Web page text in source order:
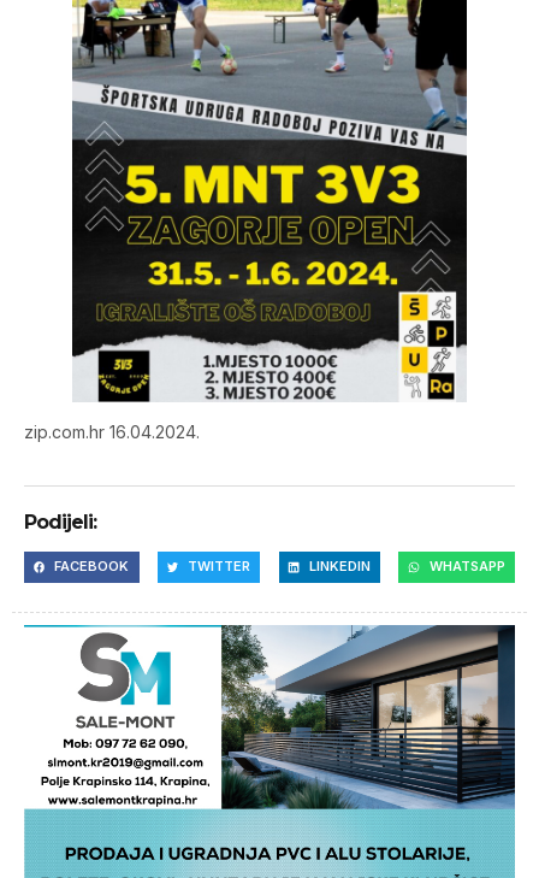
zip.com.hr 16.04.2024.
Podijeli:
FACEBOOK TWITTER LINKEDIN WHATSAPP